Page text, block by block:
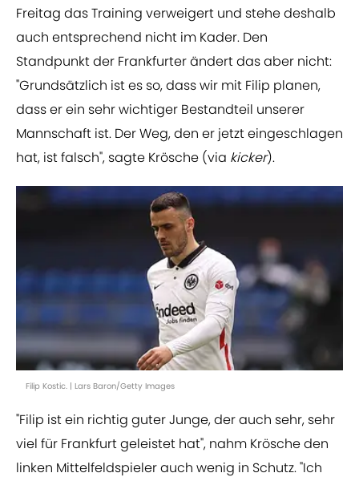
Freitag das Training verweigert und stehe deshalb
auch entsprechend nicht im Kader. Den
Standpunkt der Frankfurter ändert das aber nicht:
"Grundsätzlich ist es so, dass wir mit Filip planen,
dass er ein sehr wichtiger Bestandteil unserer
Mannschaft ist. Der Weg, den er jetzt eingeschlagen
hat, ist falsch", sagte Krösche (via kicker).
Filip Kostic. | Lars Baron/Getty Images
"Filip ist ein richtig guter Junge, der auch sehr, sehr
viel für Frankfurt geleistet hat", nahm Krösche den
linken Mittelfeldspieler auch wenig in Schutz. "Ich